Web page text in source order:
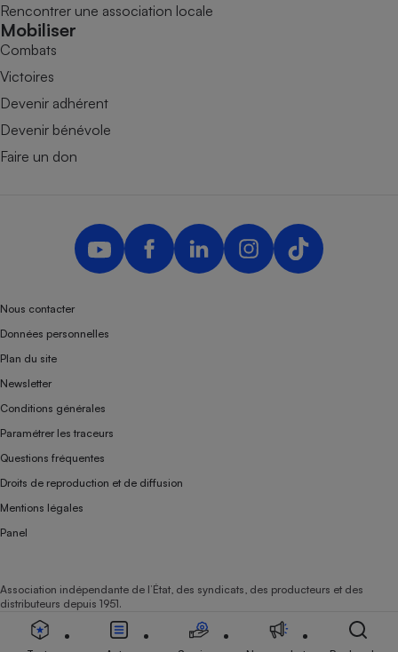
Rencontrer une association locale
Mobiliser
Combats
Victoires
Devenir adhérent
Devenir bénévole
Faire un don
Nous contacter
Données personnelles
Plan du site
Newsletter
Conditions générales
Paramétrer les traceurs
Questions fréquentes
Droits de reproduction et de diffusion
Mentions légales
Panel
Association indépendante de l’État, des syndicats, des producteurs et des
distributeurs depuis 1951.